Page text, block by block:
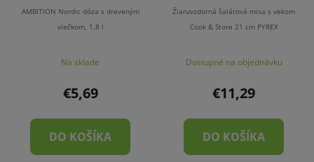
AMBITION Nordic dóza s dreveným
viečkom, 1,8 l
Na sklade
€5,69
DO KOŠÍKA
Žiaruvzdorná šalátová misa s vekom
Cook & Store 21 cm PYREX
Dostupné na objednávku
€11,29
DO KOŠÍKA